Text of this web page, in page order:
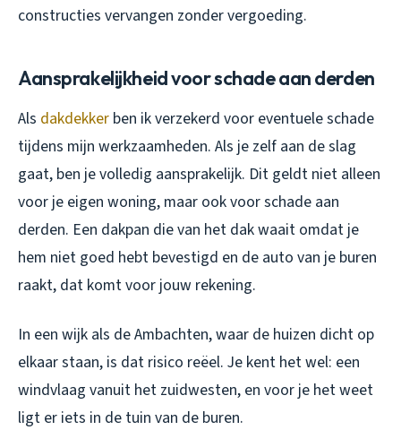
constructies vervangen zonder vergoeding.
Aansprakelijkheid voor schade aan derden
Als dakdekker ben ik verzekerd voor eventuele schade
tijdens mijn werkzaamheden. Als je zelf aan de slag
gaat, ben je volledig aansprakelijk. Dit geldt niet alleen
voor je eigen woning, maar ook voor schade aan
derden. Een dakpan die van het dak waait omdat je
hem niet goed hebt bevestigd en de auto van je buren
raakt, dat komt voor jouw rekening.
In een wijk als de Ambachten, waar de huizen dicht op
elkaar staan, is dat risico reëel. Je kent het wel: een
windvlaag vanuit het zuidwesten, en voor je het weet
ligt er iets in de tuin van de buren.